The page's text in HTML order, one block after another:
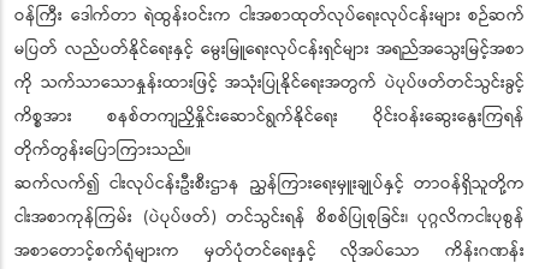
ဝန်ကြီး ဒေါက်တာ ရဲထွန်းဝင်းက ငါးအစာထုတ်လုပ်ရေးလုပ်ငန်းများ စဉ်ဆက်
မပြတ် လည်ပတ်နိုင်ရေးနှင့် မွေးမြူရေးလုပ်ငန်းရှင်များ အရည်အသွေးမြင့်အစာ
ကို သက်သာသောနှုန်းထားဖြင့် အသုံးပြုနိုင်ရေးအတွက် ပဲပုပ်ဖတ်တင်သွင်းခွင့်
ကိစ္စအား စနစ်တကျညှိနှိုင်းဆောင်ရွက်နိုင်ရေး ဝိုင်းဝန်းဆွေးနွေးကြရန်
တိုက်တွန်းပြောကြားသည်။
ဆက်လက်၍ ငါးလုပ်ငန်းဦးစီးဌာန ညွှန်ကြားရေးမှူးချုပ်နှင့် တာဝန်ရှိသူတို့က
ငါးအစာကုန်ကြမ်း (ပဲပုပ်ဖတ်) တင်သွင်းရန် စိစစ်ပြုစုခြင်း၊ ပုဂ္ဂလိကငါးပုစွန်
အစာတောင့်စက်ရုံများက မှတ်ပုံတင်ရေးနှင့် လိုအပ်သော ကိန်းဂဏန်း